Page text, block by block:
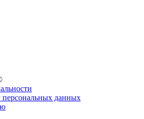
персональных данных